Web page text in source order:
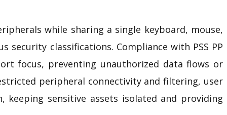
while sharing a single keyboard, mouse,
security classifications. Compliance with PSS PP
focus, preventing unauthorized data flows or
peripheral connectivity and filtering, user
sensitive assets isolated and providing